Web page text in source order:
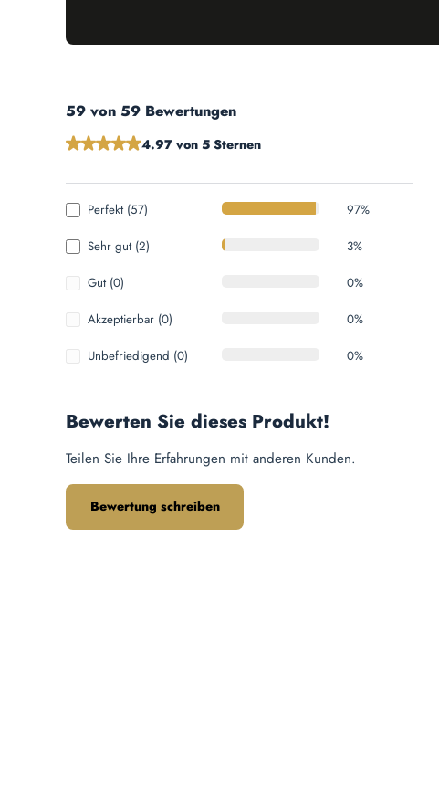
59 von 59 Bewertungen
Durchschnittliche Bewertung von 4.97 von 5 Sternen
4.97 von 5 Sternen
Perfekt (57) 97%
Sehr gut (2) 3%
Gut (0) 0%
Akzeptierbar (0) 0%
Unbefriedigend (0) 0%
Bewerten Sie dieses Produkt!
Teilen Sie Ihre Erfahrungen mit anderen Kunden.
Bewertung schreiben